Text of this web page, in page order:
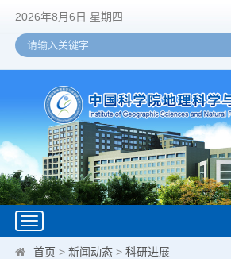
2026年8月6日 星期四
Toggle
navigation
首页 >新闻动态 >科研进展